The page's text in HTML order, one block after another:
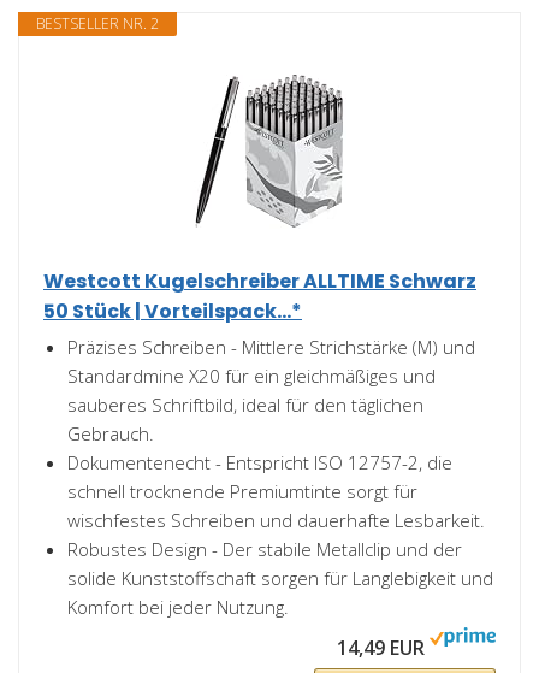
BESTSELLER NR. 2
Westcott Kugelschreiber ALLTIME Schwarz
50 Stück | Vorteilspack...*
Präzises Schreiben - Mittlere Strichstärke (M) und
Standardmine X20 für ein gleichmäßiges und
sauberes Schriftbild, ideal für den täglichen
Gebrauch.
Dokumentenecht - Entspricht ISO 12757-2, die
schnell trocknende Premiumtinte sorgt für
wischfestes Schreiben und dauerhafte Lesbarkeit.
Robustes Design - Der stabile Metallclip und der
solide Kunststoffschaft sorgen für Langlebigkeit und
Komfort bei jeder Nutzung.
14,49 EUR